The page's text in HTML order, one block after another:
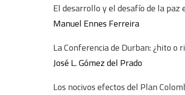
El desarrollo y el desafío de la paz
Manuel Ennes Ferreira
La Conferencia de Durban: ¿hito o
José L. Gómez del Prado
Los nocivos efectos del Plan